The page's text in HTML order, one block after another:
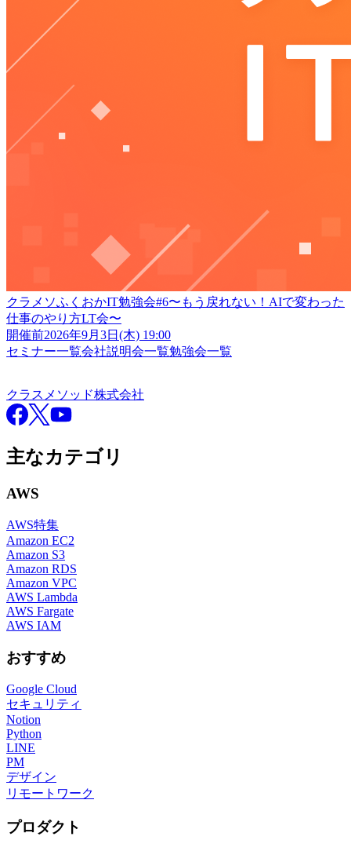
クラメソふくおかIT勉強会#6〜もう戻れない！AIで変わった
仕事のやり方LT会〜
開催前2026年9月3日(木) 19:00
セミナー一覧会社説明会一覧勉強会一覧
クラスメソッド株式会社
Facebook
X YouTube
主なカテゴリ
AWS
AWS特集
Amazon EC2
Amazon S3
Amazon RDS
Amazon VPC
AWS Lambda
AWS Fargate
AWS IAM
おすすめ
Google Cloud
セキュリティ
Notion
Python
LINE
PM
デザイン
リモートワーク
プロダクト